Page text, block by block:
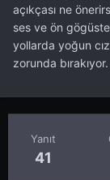
açıkçası ne
ses ve ön
yollarda yoğun
zorunda
Yanıt
41